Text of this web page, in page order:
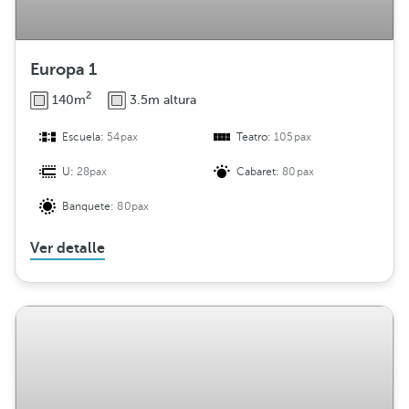
Europa 1
140m2 3.5m altura
Escuela: 54pax Teatro:105pax
U:28pax Cabaret:80pax
Banquete:80pax
Ver detalle